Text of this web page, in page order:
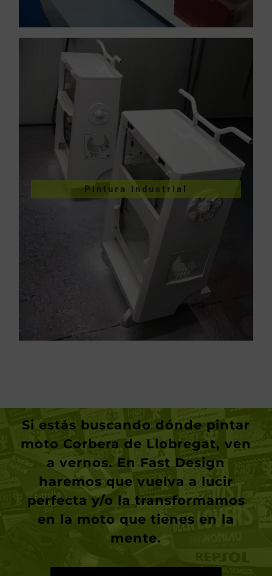
Pintura industrial
Pintura de piezas
industriales
VER PINTURA INDUSTRIAL
Si estás buscando dóndepintar
moto Corbera de Llobregat
a vernos. En Fast Design
haremos que vuelva a lucir
perfecta y/o la transformamos
en la moto que tienes en la